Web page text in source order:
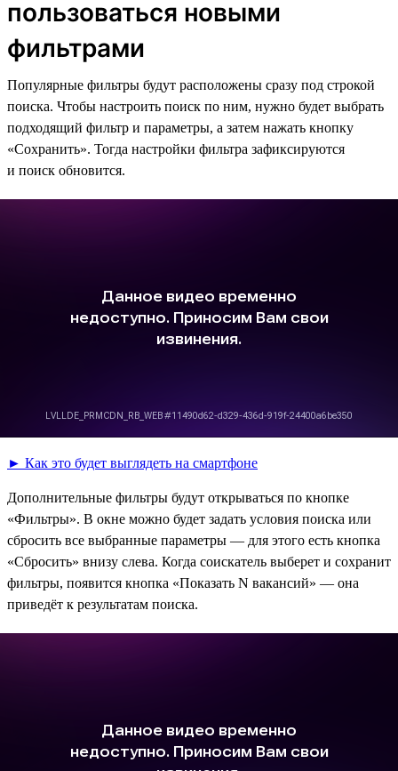
пользоваться новыми
фильтрами
Популярные фильтры будут расположены сразу под строкой
поиска. Чтобы настроить поиск по ним, нужно будет выбрать
подходящий фильтр и параметры, а затем нажать кнопку
«Сохранить». Тогда настройки фильтра зафиксируются
и поиск обновится.
► Как это будет выглядеть на смартфоне
Дополнительные фильтры будут открываться по кнопке
«Фильтры». В окне можно будет задать условия поиска или
сбросить все выбранные параметры — для этого есть кнопка
«Сбросить» внизу слева. Когда соискатель выберет и сохранит
фильтры, появится кнопка «Показать N вакансий» — она
приведёт к результатам поиска.